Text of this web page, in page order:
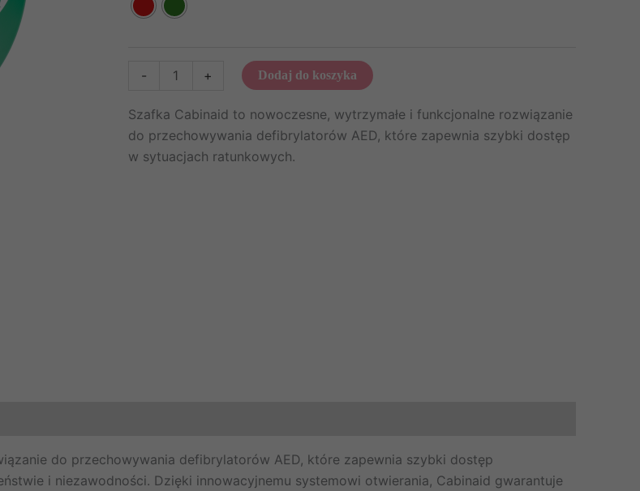
-
wewnętrzna
Cabinaid
Essential
+ Dodaj do koszyka
Szafka Cabinaid to nowoczesne, wytrzymałe i funkcjonalne rozwiązanie
do przechowywania defibrylatorów AED, które zapewnia szybki dostęp
w sytuacjach ratunkowych.
do przechowywania defibrylatorów AED, które zapewnia szybki dostęp
i niezawodności. Dzięki innowacyjnemu systemowi otwierania, Cabinaid gwarantuje